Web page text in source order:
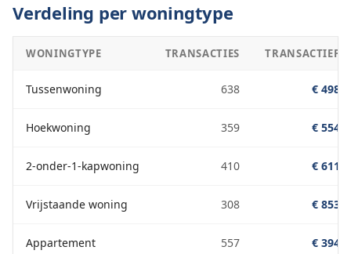
Verdeling per woningtype
WONINGTYPE TRANSACTIES
Tussenwoning 638 €
Hoekwoning 359 €
2-onder-1-kapwoning 410 €
Vrijstaande woning 308 €
Appartement 557 €